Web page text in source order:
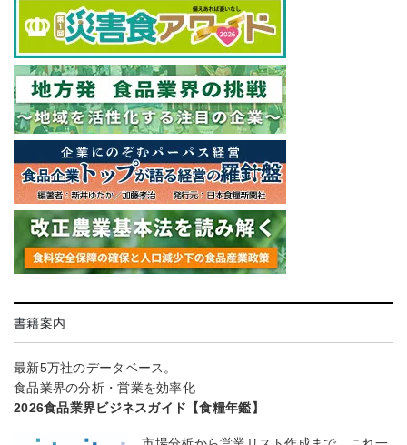
書籍案内
最新5万社のデータベース。
食品業界の分析・営業を効率化
2026食品業界ビジネスガイド【食糧年鑑】